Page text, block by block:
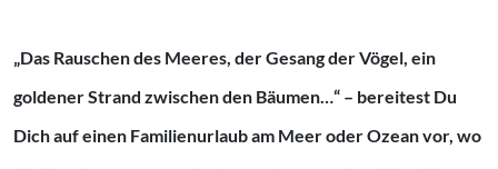
„Das Rauschen des Meeres, der Gesang der Vögel, ein
goldener Strand zwischen den Bäumen…“ – bereitest Du
Dich auf einen Familienurlaub am Meer oder Ozean vor, wo